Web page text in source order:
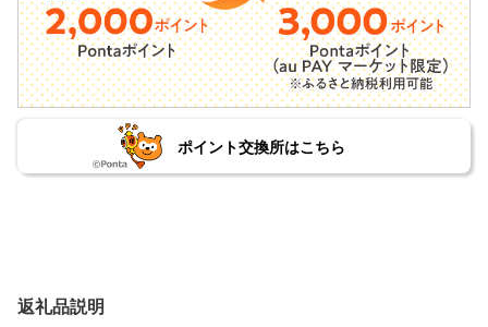
ポイント交換所はこちら
返礼品説明